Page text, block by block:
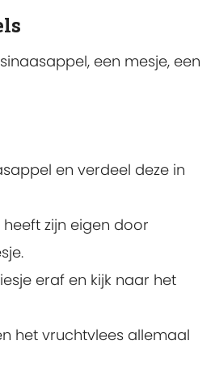
een mesje, een
en verdeel deze in
zijn eigen door
eraf en kijk naar het
het vruchtvlees allemaal